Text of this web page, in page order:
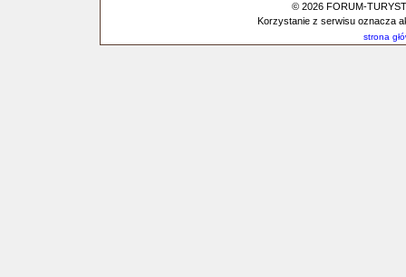
© 2026 FORUM-
Korzystanie z serwisu oznacza
strona